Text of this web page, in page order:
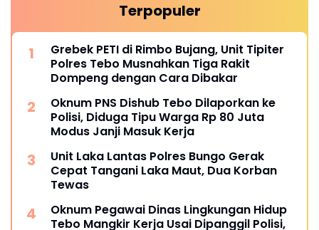
Terpopuler
Grebek PETI di Rimbo Bujang, Unit Tipiter
Polres Tebo Musnahkan Tiga Rakit
Dompeng dengan Cara Dibakar
Oknum PNS Dishub Tebo Dilaporkan ke
Polisi, Diduga Tipu Warga Rp 80 Juta
Modus Janji Masuk Kerja
Unit Laka Lantas Polres Bungo Gerak
Cepat Tangani Laka Maut, Dua Korban
Tewas
Oknum Pegawai Dinas Lingkungan Hidup
Tebo Mangkir Kerja Usai Dipanggil Polisi,